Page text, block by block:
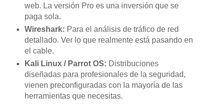
web. La versión Pro es una inversión que se
paga sola.
Wireshark: Para el análisis de tráfico de red
detallado. Ver lo que realmente está pasando en
el cable.
Kali Linux / Parrot OS: Distribuciones
diseñadas para profesionales de la seguridad,
vienen preconfiguradas con la mayoría de las
herramientas que necesitas.